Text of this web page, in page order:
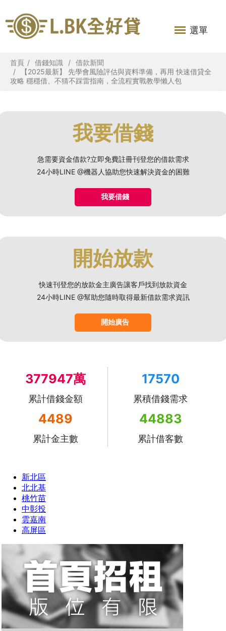
選單
首頁 借錢知識
借款新聞
【2025最新】 先學會風險評估與資料準備，再用 快速借貸全
攻略 穩穩借、不猜不踩雷指南，全流程實戰教學懶人包
我要借錢
急需要資金借款?立即免費註冊刊登您的借款需求
24小時LINE @機器人協助您快速解決資金的困難
我要借錢
開始放款
快速刊登您的放款金主廣告讓客戶找到放款資金
24小時LINE @幫助您隨時取得最新借款需求資訊
開始廣告
377947萬
累計借錢金額
17570
累積借錢需求
4489
累計金主數
44883
累計借客數